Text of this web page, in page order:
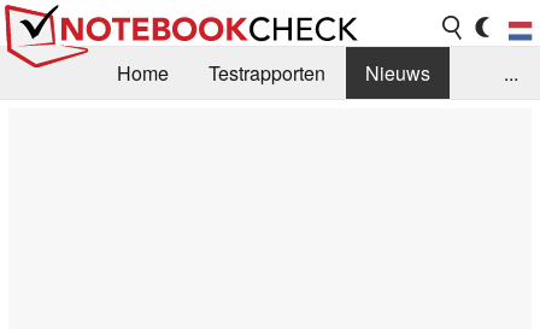
Home Testrapporten
Nieuws
...